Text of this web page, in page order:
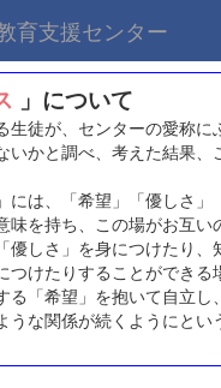
育支援センター
」について
生徒が、センターの愛称に
いかと調べ、考えた結果、
には、「希望」「優しさ」
味を持ち、この場がお互い
優しさ」を身につけたり、
つけたりすることができる
る「希望」を抱いて自立し
うな関係が続くようにとい